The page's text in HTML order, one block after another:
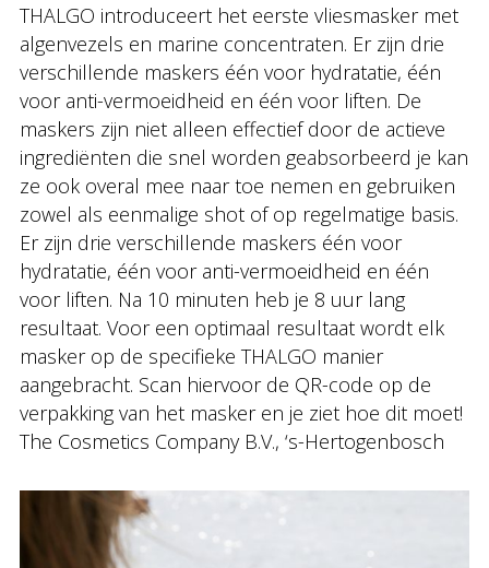
THALGO introduceert het eerste vliesmasker met
algenvezels en marine concentraten. Er zijn drie
verschillende maskers één voor hydratatie, één
voor anti-vermoeidheid en één voor liften. De
maskers zijn niet alleen effectief door de actieve
ingrediënten die snel worden geabsorbeerd je kan
ze ook overal mee naar toe nemen en gebruiken
zowel als eenmalige shot of op regelmatige basis.
Er zijn drie verschillende maskers één voor
hydratatie, één voor anti-vermoeidheid en één
voor liften. Na 10 minuten heb je 8 uur lang
resultaat. Voor een optimaal resultaat wordt elk
masker op de specifieke THALGO manier
aangebracht. Scan hiervoor de QR-code op de
verpakking van het masker en je ziet hoe dit moet!
The Cosmetics Company B.V., ‘s-Hertogenbosch